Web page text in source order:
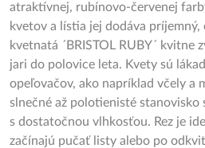
atraktívnej, rubínovo-červenej
kvetov a lístia jej dodáva príjemný,
kvetnatá ´BRISTOL RUBY´ kvitne
jari do polovice leta. Kvety sú
opeľovačov, ako napríklad včely a
slnečné až polotienisté
s dostatočnou vlhkosťou. Rez je
začínajú pučať listy alebo po